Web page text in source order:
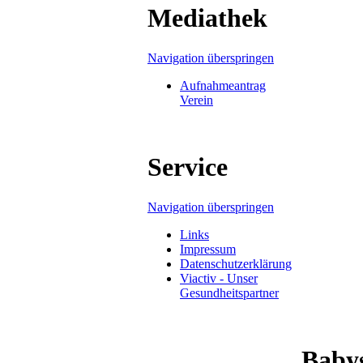
Mediathek
Navigation überspringen
Aufnahmeantrag
Verein
Service
Navigation überspringen
Links
Impressum
Datenschutzerklärung
Viactiv - Unser
Gesundheitspartner